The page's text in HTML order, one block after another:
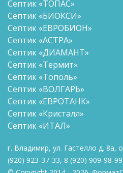
Септик «ТОПАС»
Септик «БИОКСИ»
Септик «ЕВРОБИОН»
Септик «АСТРА»
Септик «ДИАМАНТ»
Септик «Термит»
Септик «Тополь»
Септик «ВОЛГАРЬ»
Септик «ЕВРОТАНК»
Септик «Кристалл»
Септик «ИТАЛ»
г. Владимир, ул. Гастелло д. 8а,
(920) 923-37-33, 8 (920) 909-98-99